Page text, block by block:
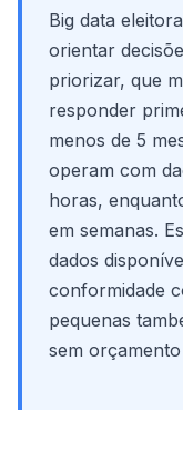
Big data
orientar
priorizar, que
responder
menos de 5
operam com
horas,
em semanas.
dados
conformidade
pequenas
sem